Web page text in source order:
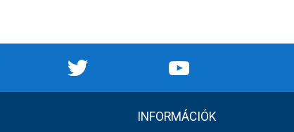
INFORMÁCIÓK